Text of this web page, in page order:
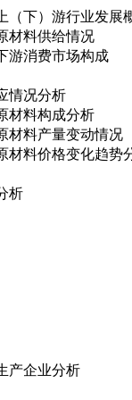
下）游行业发展
料供给情况
消费市场构成
情况分析
料构成分析
料产量变动情况
料价格变化趋势
析
产企业分析